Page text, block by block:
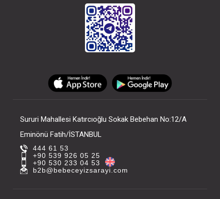
Sururi Mahallesi Katırcıoğlu Sokak Bebehan No:12/A
Eminönü Fatih/İSTANBUL
444 61 53
+90 539 926 05 25
+90 530 233 04 53
b2b@bebeceyizsarayi.com